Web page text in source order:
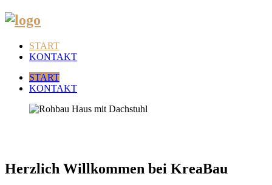
START
KONTAKT
START
KONTAKT
Herzlich Willkommen bei KreaBau